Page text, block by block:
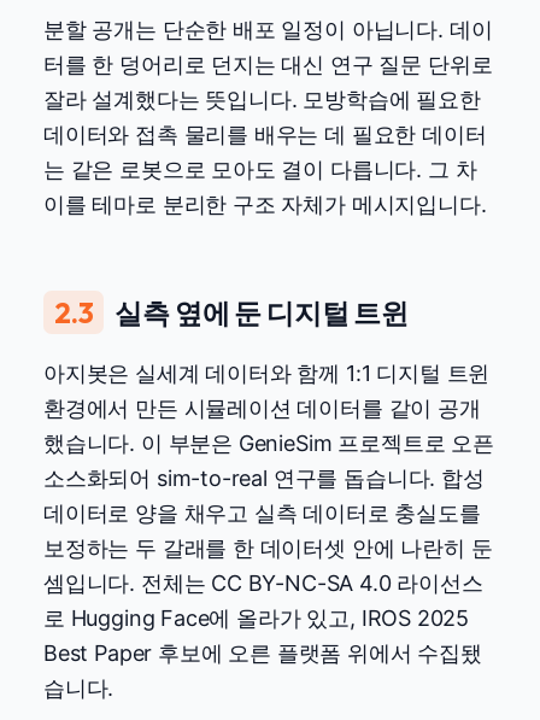
분할 공개는 단순한 배포 일정이 아닙니다. 데이
터를 한 덩어리로 던지는 대신 연구 질문 단위로
잘라 설계했다는 뜻입니다. 모방학습에 필요한
데이터와 접촉 물리를 배우는 데 필요한 데이터
는 같은 로봇으로 모아도 결이 다릅니다. 그 차
이를 테마로 분리한 구조 자체가 메시지입니다.
2.3 실측 옆에 둔 디지털 트윈
아지봇은 실세계 데이터와 함께 1:1 디지털 트윈
환경에서 만든 시뮬레이션 데이터를 같이 공개
했습니다. 이 부분은 GenieSim 프로젝트로 오픈
소스화되어 sim-to-real 연구를 돕습니다. 합성
데이터로 양을 채우고 실측 데이터로 충실도를
보정하는 두 갈래를 한 데이터셋 안에 나란히 둔
셈입니다. 전체는 CC BY-NC-SA 4.0 라이선스
로 Hugging Face에 올라가 있고, IROS 2025
Best Paper 후보에 오른 플랫폼 위에서 수집됐
습니다.